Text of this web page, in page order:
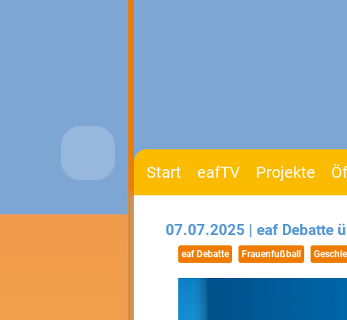
Start eafTV Projekte
07.07.2025 | eaf Debatte
eaf Debatte Frauenfußball